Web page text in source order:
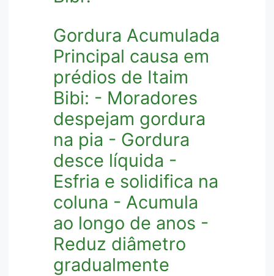
Gordura Acumulada
Principal causa em
prédios de Itaim
Bibi: - Moradores
despejam gordura
na pia - Gordura
desce líquida -
Esfria e solidifica na
coluna - Acumula
ao longo de anos -
Reduz diâmetro
gradualmente